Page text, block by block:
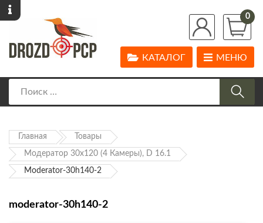
0
МЕНЮ
КАТАЛОГ
Главная Товары
Модератор 30х120 (4 Камеры), D 16.1
Moderator-30h140-2
moderator-30h140-2